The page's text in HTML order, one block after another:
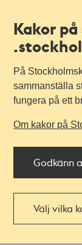
Kakor
På
sammanställa
fungera på ett
Om kakor på
Godkänn
Välj vilka